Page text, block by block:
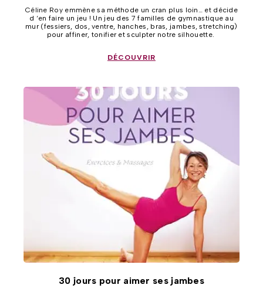
Céline Roy emmène sa méthode un cran plus loin… et décide
d ‘en faire un jeu ! Un jeu des 7 familles de gymnastique au
mur (fessiers, dos, ventre, hanches, bras, jambes, stretching)
pour affiner, tonifier et sculpter notre silhouette.
DÉCOUVRIR
30 jours pour aimer ses jambes